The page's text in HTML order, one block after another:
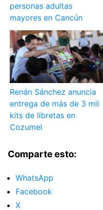
personas adultas
mayores en Cancún
Renán Sánchez anuncia
entrega de más de 3 mil
kits de libretas en
Cozumel
Comparte esto:
WhatsApp
Facebook
X